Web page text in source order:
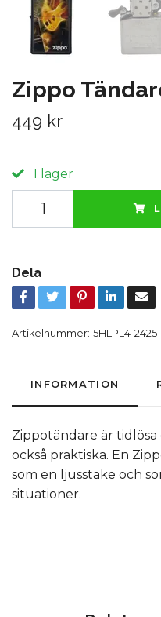
Zippo
449 kr
I lager
Dela
Artikelnummer: 5HLPL4-2425
INFORMATION
Zippotändare är tidlösa
också praktiska. En
som en ljusstake och
situationer.